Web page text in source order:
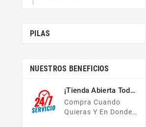
PILAS
NUESTROS BENEFICIOS
¡Tienda Abierta Todo
El Año!
Compra Cuando
Quieras Y En Donde